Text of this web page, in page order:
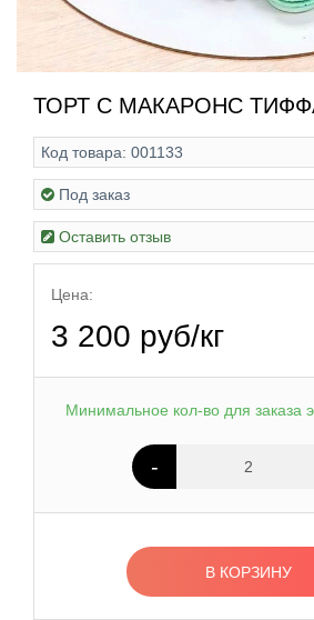
ТОРТ С МАКАРОНС
Код товара: 001133
Под заказ
Оставить отзыв
Цена:
3 200 руб/кг
Минимальное кол-во для заказа
-
В КОРЗИНУ